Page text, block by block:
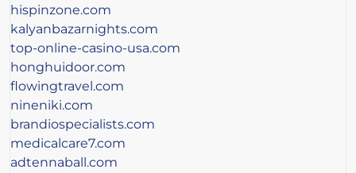
hispinzone.com
kalyanbazarnights.com
top-online-casino-usa.com
honghuidoor.com
flowingtravel.com
nineniki.com
brandiospecialists.com
medicalcare7.com
adtennaball.com